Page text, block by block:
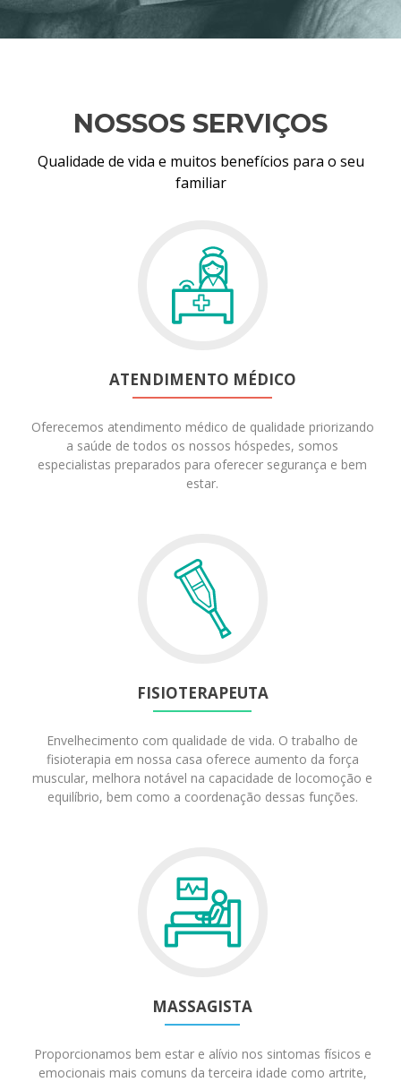
NOSSOS SERVIÇOS
Qualidade de vida e muitos benefícios para o seu
familiar
ATENDIMENTO MÉDICO
Oferecemos atendimento médico de qualidade priorizando
a saúde de todos os nossos hóspedes, somos
especialistas preparados para oferecer segurança e bem
estar.
FISIOTERAPEUTA
Envelhecimento com qualidade de vida. O trabalho de
fisioterapia em nossa casa oferece aumento da força
muscular, melhora notável na capacidade de locomoção e
equilíbrio, bem como a coordenação dessas funções.
MASSAGISTA
Proporcionamos bem estar e alívio nos sintomas físicos e
emocionais mais comuns da terceira idade como artrite,